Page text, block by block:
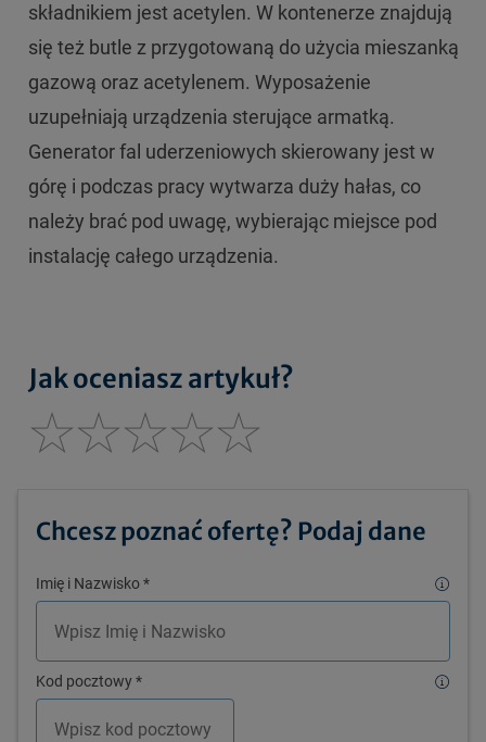
składnikiem jest acetylen. W kontenerze znajdują
się też butle z przygotowaną do użycia mieszanką
gazową oraz acetylenem. Wyposażenie
uzupełniają urządzenia sterujące armatką.
Generator fal uderzeniowych skierowany jest w
górę i podczas pracy wytwarza duży hałas, co
należy brać pod uwagę, wybierając miejsce pod
instalację całego urządzenia.
Jak oceniasz artykuł?
Chcesz poznać ofertę? Podaj dane
Imię i Nazwisko*
Kod pocztowy*